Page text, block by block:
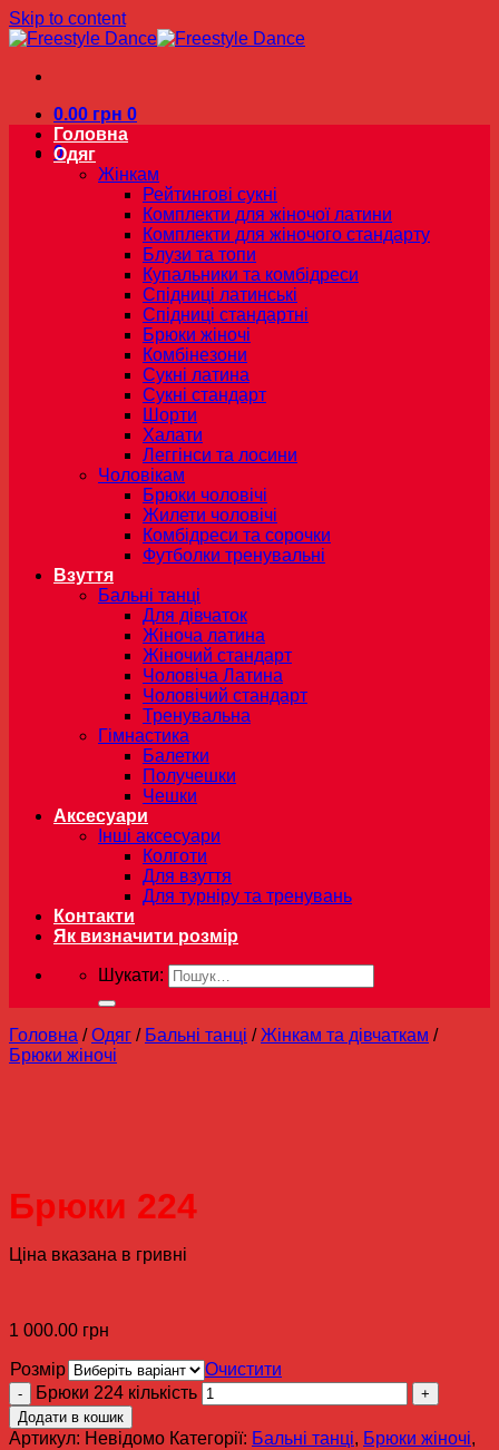
Skip to content
0.00 грн 0
0
Головна
Одяг
Жінкам
Рейтингові сукні
Комплекти для жіночої латини
Комплекти для жіночого стандарту
Блузи та топи
Купальники та комбідреси
Спідниці латинські
Спідниці стандартні
Брюки жіночі
Комбінезони
Сукні латина
Сукні стандарт
Шорти
Халати
Леггінси та лосини
Чоловікам
Брюки чоловічі
Жилети чоловічі
Комбідреси та сорочки
Футболки тренувальні
Взуття
Бальні танці
Для дівчаток
Жіноча латина
Жіночий стандарт
Чоловіча Латина
Чоловічий стандарт
Тренувальна
Гімнастика
Балетки
Получешки
Чешки
Аксесуари
Інші аксесуари
Колготи
Для взуття
Для турніру та тренувань
Контакти
Як визначити розмір
Шукати:
Головна / Одяг / Бальні танці / Жінкам та дівчаткам /
Брюки жіночі
Брюки 224
Ціна вказана в гривні
1 000.00 грн
Розмір
Очистити
Брюки 224 кількість
Додати в кошик
Артикул: Невідомо Категорії: Бальні танці, Брюки жіночі,